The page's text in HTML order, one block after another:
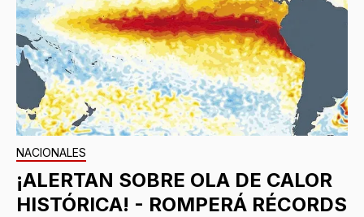
NACIONALES
¡ALERTAN SOBRE OLA DE CALOR
HISTÓRICA! - ROMPERÁ RÉCORDS